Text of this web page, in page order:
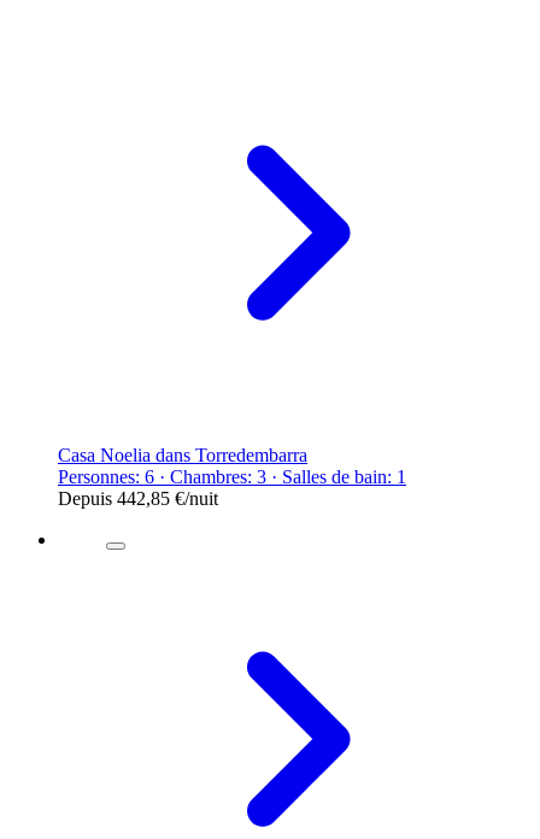
Casa Noelia dans Torredembarra
Personnes: 6 · Chambres: 3 · Salles de bain: 1
Depuis 442,85 €/nuit